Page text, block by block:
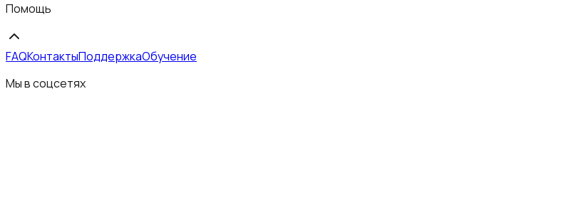
Помощь
FAQКонтактыПоддержкаОбучение
Мы в соцсетях